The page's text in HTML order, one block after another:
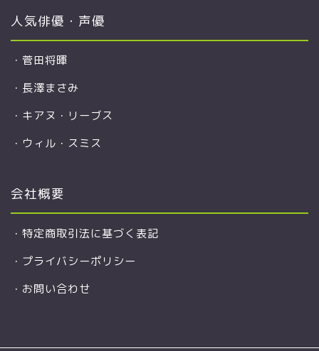
人気俳優・声優
・ 菅田将暉
・ 長澤まさみ
・ キアヌ・リーブス
・ ウィル・スミス
会社概要
・ 特定商取引法に基づく表記
・ プライバシーポリシー
・ お問い合わせ